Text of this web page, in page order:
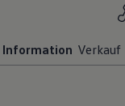
Information Verkauf